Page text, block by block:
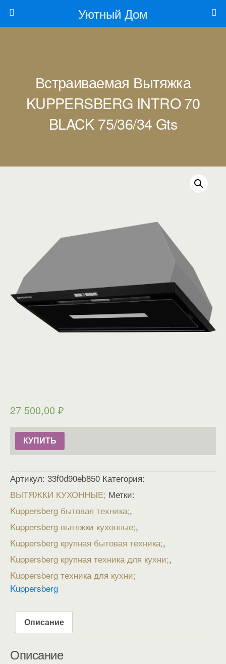
Уютный Дом
Встраиваемая Вытяжка
KUPPERSBERG INTRO 70
BLACK 75/36/34 Gts
27 500,00 ₽
КУПИТЬ
Артикул: 33f0d90eb850 Категория:
ВЫТЯЖКИ КУХОННЫЕ Метки:
Kuppersberg бытовая техника ,
Kuppersberg вытяжки кухонные ,
Kuppersberg крупная бытовая техника ,
Kuppersberg крупная техника для кухни ,
Kuppersberg техника для кухни
Kuppersberg
Описание
Описание